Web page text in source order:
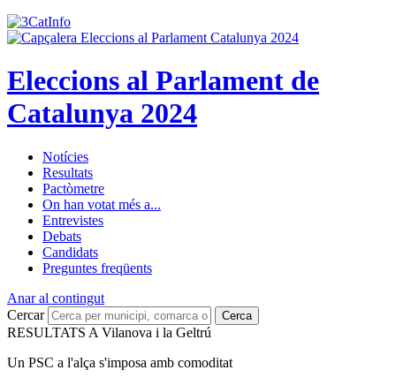
Eleccions al Parlament de
Catalunya 2024
Notícies
Resultats
Pactòmetre
On han votat més a...
Entrevistes
Debats
Candidats
Preguntes freqüents
Anar al contingut
Cercar
Cerca
RESULTATS A Vilanova i la Geltrú
Un PSC a l'alça s'imposa amb comoditat